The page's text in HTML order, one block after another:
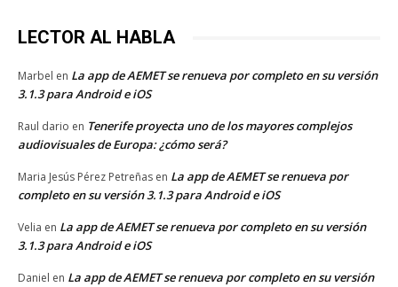
LECTOR AL HABLA
Marbel en La app de AEMET se renueva por completo en su versión
3.1.3 para Android e iOS
Raul dario en Tenerife proyecta uno de los mayores complejos
audiovisuales de Europa: ¿cómo será?
Maria Jesús Pérez Petreñas en La app de AEMET se renueva por
completo en su versión 3.1.3 para Android e iOS
Velia en La app de AEMET se renueva por completo en su versión
3.1.3 para Android e iOS
Daniel en La app de AEMET se renueva por completo en su versión